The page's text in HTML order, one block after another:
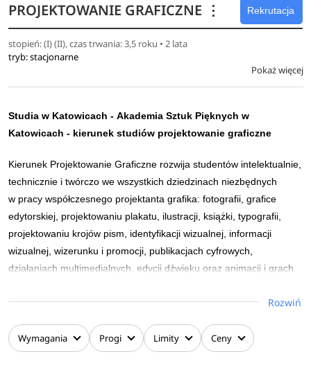
PROJEKTOWANIE GRAFICZNE ⋮ Rekrutacja
stopień: (I) (II), czas trwania: 3,5 roku • 2 lata
tryb: stacjonarne
Pokaż więcej
Studia w Katowicach -Akademia Sztuk Pięknych w
Katowicach- kierunek studiów projektowanie graficzne
Kierunek Projektowanie Graficzne rozwija studentów intelektualnie,
technicznie i twórczo we wszystkich dziedzinach niezbędnych
w pracy współczesnego projektanta grafika: fotografii, grafice
edytorskiej, projektowaniu plakatu, ilustracji, książki, typografii,
projektowaniu krojów pism, identyfikacji wizualnej, informacji
wizualnej, wizerunku i promocji, publikacjach cyfrowych,
działaniach multimedialnych, edycji dźwięku oraz animacji i grach
teoretycznej, a także na rozwoju indywidualnych umiejętności
przydatnych w zawodzie w zakresie kompozycji, rysunku,
Rozwiń
Wymagania Progi Limity Ceny